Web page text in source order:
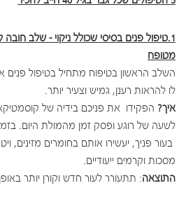
1.טיפול פנים בסיסי שכולל ניקוי – שלב
מטופח
השלב הראשון בטיפוח מתחיל בטיפול פנים
לו להראות רענן, גמיש וצעיר יותר.
איך? הפקידו את פניכם בידיה של
לשעה של רוגע ופסק זמן מהמולת היום.
בעור פניך, יעשירו אותם בחומרים מזינים,
מסכות וקרמים ייעודיים.
התוצאה: תתעורר לעור חדש וקורן יותר